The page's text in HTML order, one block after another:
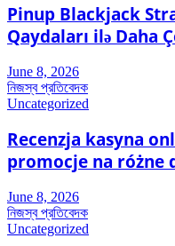
Pinup Blackjack
Qaydaları ilə Daha
June 8, 2026
নিজস্ব প্রতিবেদক
Uncategorized
Recenzja kasyna
promocje na różne
June 8, 2026
নিজস্ব প্রতিবেদক
Uncategorized